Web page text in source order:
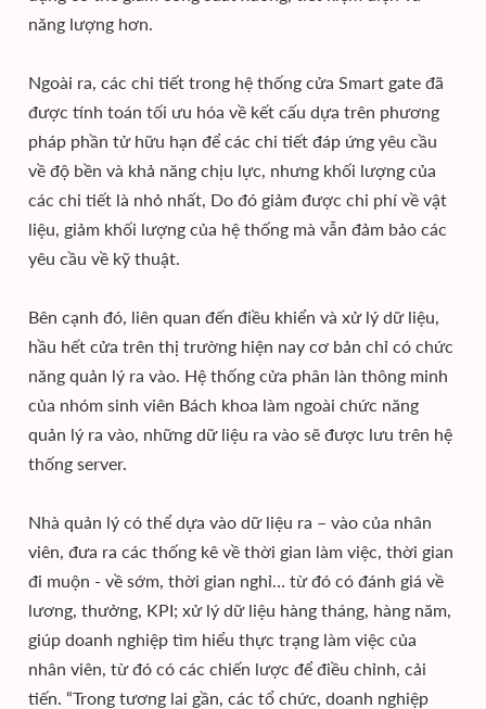
năng lượng hơn.
Ngoài ra, các chi tiết trong hệ thống cửa Smart gate đã
được tính toán tối ưu hóa về kết cấu dựa trên phương
pháp phần tử hữu hạn để các chi tiết đáp ứng yêu cầu
về độ bền và khả năng chịu lực, nhưng khối lượng của
các chi tiết là nhỏ nhất, Do đó giảm được chi phí về vật
liệu, giảm khối lượng của hệ thống mà vẫn đảm bảo các
yêu cầu về kỹ thuật.
Bên cạnh đó, liên quan đến điều khiển và xử lý dữ liệu,
hầu hết cửa trên thị trường hiện nay cơ bản chỉ có chức
năng quản lý ra vào. Hệ thống cửa phân làn thông minh
của nhóm sinh viên Bách khoa làm ngoài chức năng
quản lý ra vào, những dữ liệu ra vào sẽ được lưu trên hệ
thống server.
Nhà quản lý có thể dựa vào dữ liệu ra – vào của nhân
viên, đưa ra các thống kê về thời gian làm việc, thời gian
đi muộn - về sớm, thời gian nghỉ… từ đó có đánh giá về
lương, thưởng, KPI; xử lý dữ liệu hàng tháng, hàng năm,
giúp doanh nghiệp tìm hiểu thực trạng làm việc của
nhân viên, từ đó có các chiến lược để điều chỉnh, cải
tiến. “Trong tương lai gần, các tổ chức, doanh nghiệp